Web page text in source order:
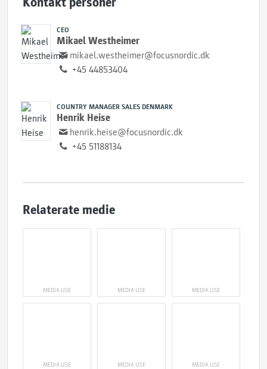
CEO
Mikael Westheimer
mikael.westheimer@focusnordic.dk
+45 44853404
COUNTRY MANAGER SALES DENMARK
Henrik Heise
henrik.heise@focusnordic.dk
+45 51188134
Relaterate medie
MEDIA USE MEDIA USE MEDIA USE
MEDIA USE MEDIA USE MEDIA USE